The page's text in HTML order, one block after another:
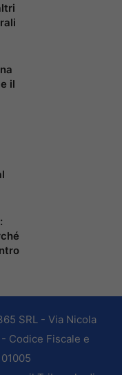
il
SRL - Via Nicola
- Codice Fiscale e